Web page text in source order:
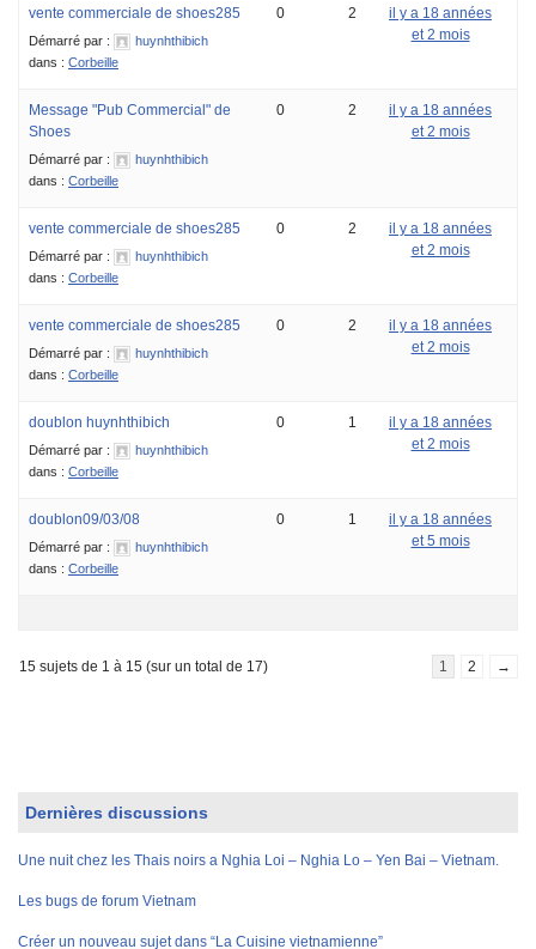
vente commerciale de shoes285
Démarré par :
huynhthibich
dans : Corbeille
0 2
il y a 18 années
et 2 mois
Message "Pub Commercial" de
Shoes
Démarré par :
huynhthibich
dans : Corbeille
0 2
il y a 18 années
et 2 mois
vente commerciale de shoes285
Démarré par :
huynhthibich
dans : Corbeille
0 2
il y a 18 années
et 2 mois
vente commerciale de shoes285
Démarré par :
huynhthibich
dans : Corbeille
0 2
il y a 18 années
et 2 mois
doublon huynhthibich
Démarré par :
huynhthibich
dans : Corbeille
0 1
il y a 18 années
et 2 mois
doublon09/03/08
Démarré par :
huynhthibich
dans : Corbeille
0 1
il y a 18 années
et 5 mois
15 sujets de 1 à 15 (sur un total de 17) 1 2 →
Dernières discussions
Une nuit chez les Thais noirs a Nghia Loi – Nghia Lo – Yen Bai – Vietnam.
Les bugs de forum Vietnam
Créer un nouveau sujet dans “La Cuisine vietnamienne”